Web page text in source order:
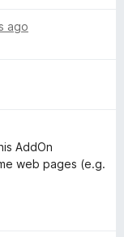
ago
AddOn
web pages (e.g.